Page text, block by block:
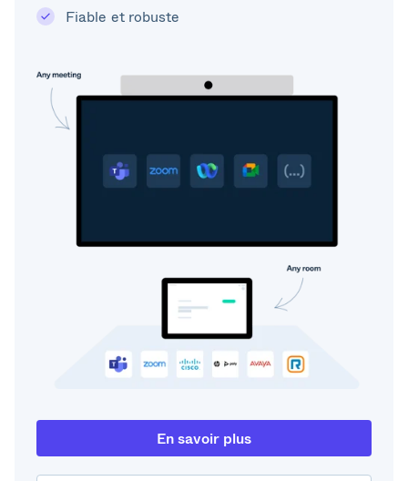
Fiable et robuste
En savoir plus